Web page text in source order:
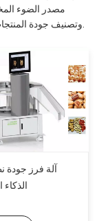
مصدر الضوء
آلة فرز جودة